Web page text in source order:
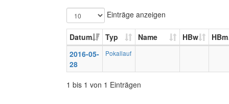
Einträge anzeigen
Datum Typ Name HBw
HBm
2016-05-
28
Pokallauf
1 bis 1 von 1 Einträgen